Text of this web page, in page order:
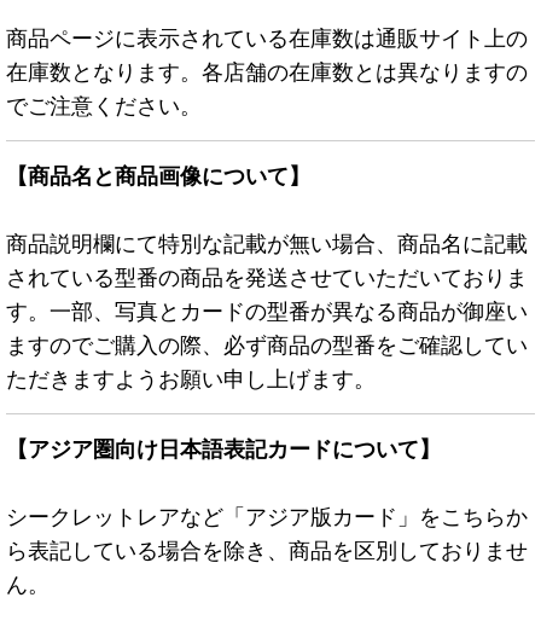
商品ページに表示されている在庫数は通販サイト上の
在庫数となります。各店舗の在庫数とは異なりますの
でご注意ください。
【商品名と商品画像について】
商品説明欄にて特別な記載が無い場合、商品名に記載
されている型番の商品を発送させていただいておりま
す。一部、写真とカードの型番が異なる商品が御座い
ますのでご購入の際、必ず商品の型番をご確認してい
ただきますようお願い申し上げます。
【アジア圏向け日本語表記カードについて】
シークレットレアなど「アジア版カード」をこちらか
ら表記している場合を除き、商品を区別しておりませ
ん。